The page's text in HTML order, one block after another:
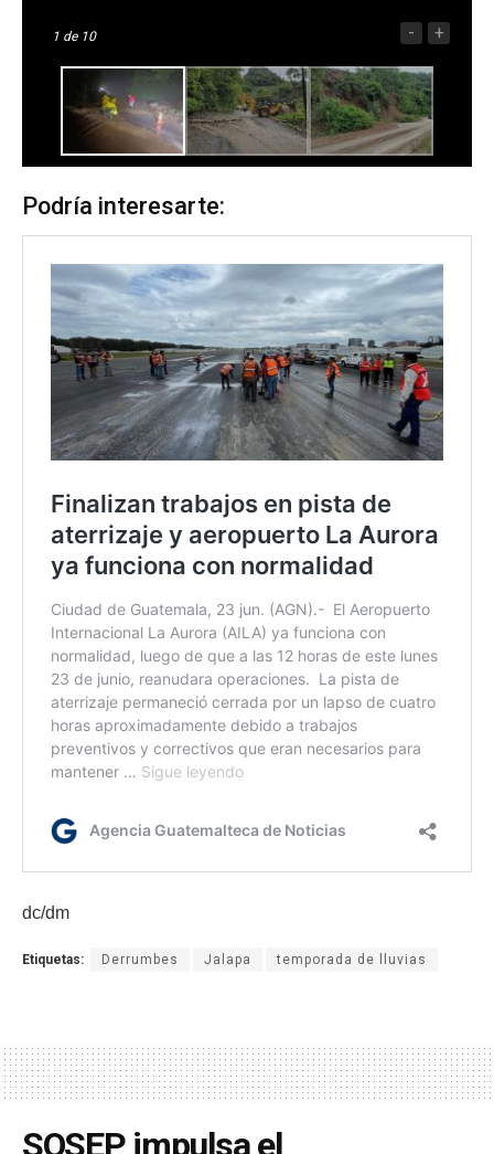
1 de 10 - +
Podría interesarte:
dc/dm
Etiquetas: Derrumbes Jalapa temporada de lluvias
SOSEP impulsa el